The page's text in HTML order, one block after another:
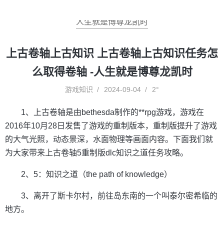
人生就是博尊龙凯时
上古卷轴上古知识 上古卷轴上古知识任务怎
么取得卷轴 -人生就是博尊龙凯时
游戏知识 2024-09-04 2°
1、上古卷轴是由bethesda制作的**rpg游戏，游戏在
2016年10月28日发售了游戏的重制版本，重制版提升了游戏
的大气光照，动态景深，水面物理等画面内容。下面我们就
为大家带来上古卷轴5重制版dlc知识之道任务攻略。
2、5：知识之道（the path of knowledge）
3、离开了斯卡尔村，前往岛东南的一个叫泰尔密希临的
地方。